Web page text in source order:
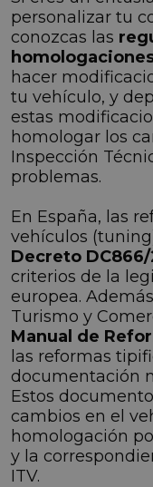
personalizar tu
conozcas las
hacer
tu vehículo, y
estas
homologar los
Inspección
problemas.
En España, las
vehículos
Decreto DC866/
criterios de la
europea.
Turismo y
Manual de
las reformas
documentación
Estos
cambios en el
homologación
y la
ITV.